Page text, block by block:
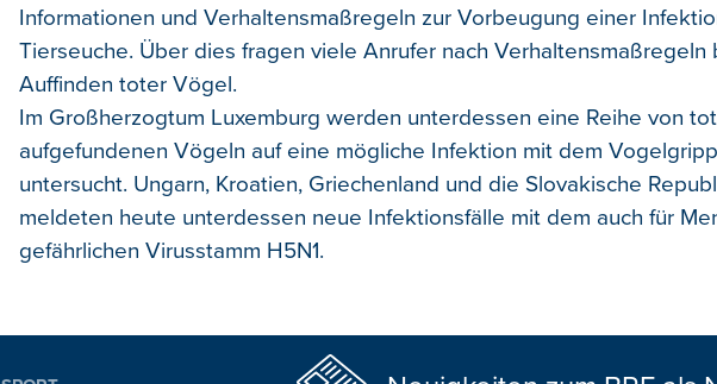
Informationen und Verhaltensmaßregeln zur Vorbeugung einer
Tierseuche. Über dies fragen viele Anrufer nach Verhaltensmaßregeln
Auffinden toter Vögel.
Im Großherzogtum Luxemburg werden unterdessen eine Reihe von tot
aufgefundenen Vögeln auf eine mögliche Infektion mit dem
untersucht. Ungarn, Kroatien, Griechenland und die Slovakische
meldeten heute unterdessen neue Infektionsfälle mit dem auch für
gefährlichen Virusstamm H5N1.